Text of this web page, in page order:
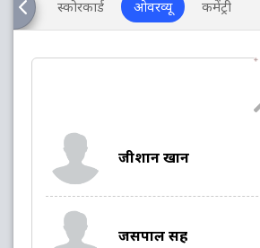
स्कोरकार्ड ओवरव्यू कमेंट्री
जीशान खान
जसपाल सिंह